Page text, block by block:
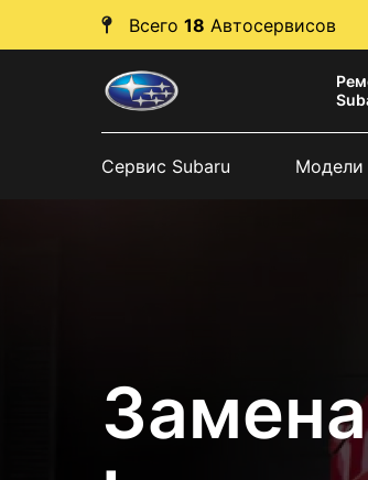
Всего 18 Автосервисов
Сервис Subaru Модели